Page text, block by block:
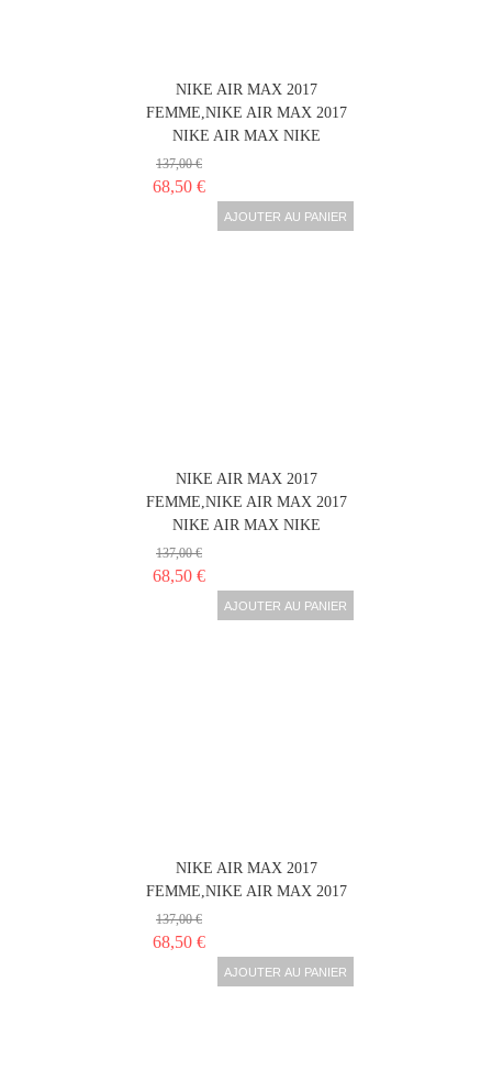
NIKE AIR MAX 2017
FEMME,NIKE AIR MAX 2017
NIKE AIR MAX NIKE
137,00 €
68,50 €
AJOUTER AU PANIER
NIKE AIR MAX 2017
FEMME,NIKE AIR MAX 2017
NIKE AIR MAX NIKE
137,00 €
68,50 €
AJOUTER AU PANIER
NIKE AIR MAX 2017
FEMME,NIKE AIR MAX 2017
137,00 €
68,50 €
AJOUTER AU PANIER